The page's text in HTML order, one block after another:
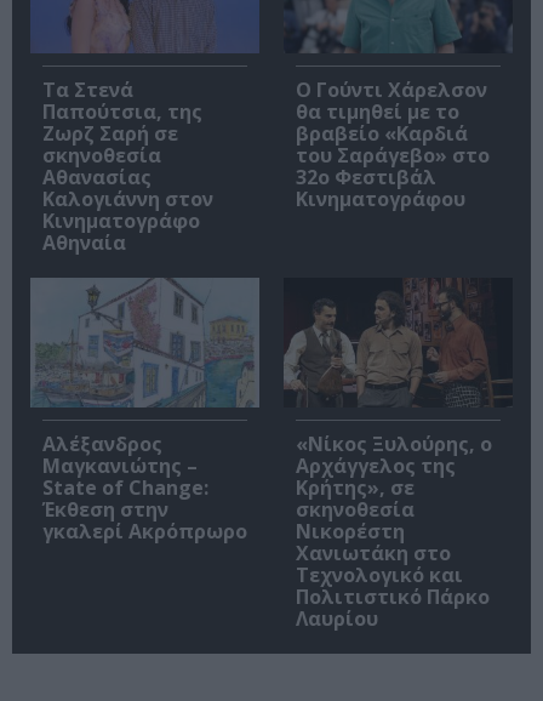
Τα Στενά
Παπούτσια, της
Ζωρζ Σαρή σε
σκηνοθεσία
Αθανασίας
Καλογιάννη στον
Κινηματογράφο
Αθηναία
Ο Γούντι Χάρελσον
θα τιμηθεί με το
βραβείο «Καρδιά
του Σαράγεβο» στο
32ο Φεστιβάλ
Κινηματογράφου
Αλέξανδρος
Μαγκανιώτης –
State of Change:
Έκθεση στην
γκαλερί Ακρόπρωρο
«Νίκος Ξυλούρης, ο
Αρχάγγελος της
Κρήτης», σε
σκηνοθεσία
Νικορέστη
Χανιωτάκη στο
Τεχνολογικό και
Πολιτιστικό Πάρκο
Λαυρίου